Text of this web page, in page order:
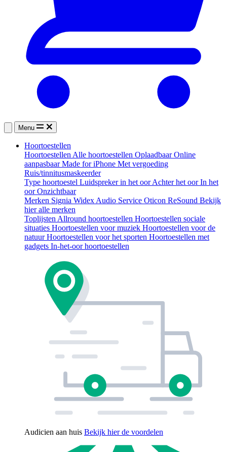
Menu
Hoortoestellen
HoortoestellenAlle hoortoestellen OplaadbaarOnline
aanpasbaarMade for iPhone Met vergoeding
Ruis/tinnitusmaskeerder
Type hoortoestel Luidspreker in het oorAchter het oorIn het
oorOnzichtbaar
Merken Signia WidexAudio Service Oticon ReSound Bekijk
hier alle merken
ToplijstenAllround hoortoestellen Hoortoestellen sociale
situaties Hoortoestellen voor muziek Hoortoestellen voor de
natuurHoortoestellen voor het sporten Hoortoestellen met
gadgets In-het-oor hoortoestellen
Audicien aan huis Bekijk hier de voordelen